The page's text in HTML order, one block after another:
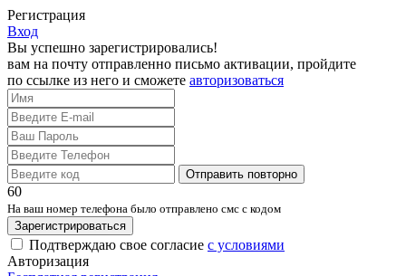
Регистрация
Вход
Вы успешно зарегистрировались!
вам на почту отправленно письмо активации, пройдите
по ссылке из него и сможете авторизоваться
Отправить повторно
60
На ваш номер телефона было отправлено смс с кодом
Зарегистрироваться
Подтверждаю свое согласие с условиями
Авторизация